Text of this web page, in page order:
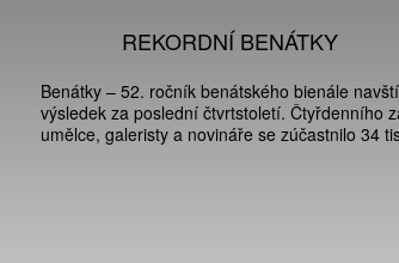
REKORDNÍ BENÁTKY
Benátky – 52. ročník benátského bienále
výsledek za poslední čtvrtstoletí. Čtyřdenního
umělce, galeristy a novináře se zúčastnilo 34